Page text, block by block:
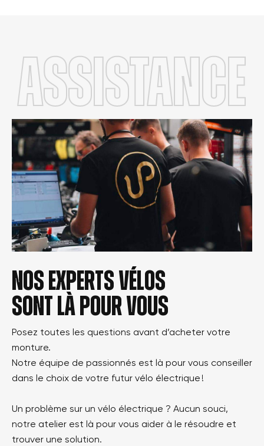
Assistance
Nos experts vélos
sont là pour vous
Posez toutes les questions avant d’acheter votre
monture.
Notre équipe de passionnés est là pour vous conseiller
dans le choix de votre futur vélo électrique !
Un problème sur un vélo électrique ? Aucun souci,
notre atelier est là pour vous aider à le résoudre et
trouver une solution.